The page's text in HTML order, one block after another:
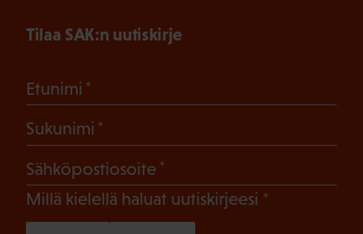
Tilaa SAK:n uutiskirje
Etunimi
Sukunimi
Sähköpostiosoite
Millä kielellä haluat uutiskirjeesi (Pakollinen)